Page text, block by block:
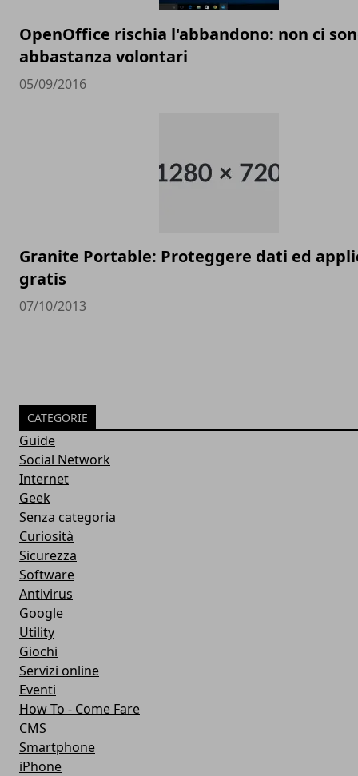
OpenOffice rischia l'abbandono: non ci
abbastanza volontari
05/09/2016
Granite Portable: Proteggere dati ed
gratis
07/10/2013
CATEGORIE
Guide
Social Network
Internet
Geek
Senza categoria
Curiosità
Sicurezza
Software
Antivirus
Google
Utility
Giochi
Servizi online
Eventi
How To - Come Fare
CMS
Smartphone
iPhone